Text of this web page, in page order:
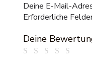
Deine E-Mail-
Erforderliche
Deine